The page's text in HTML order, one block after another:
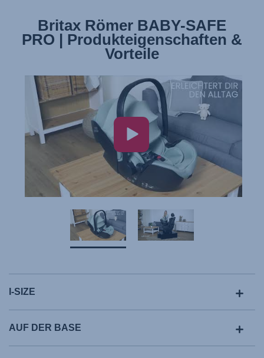
Britax Römer BABY-SAFE
PRO | Produkteigenschaften &
Vorteile
Britax Römer BABY-SAFE
PRO | Installation
I-SIZE
AUF DER BASE